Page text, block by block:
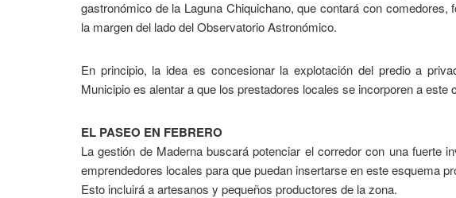
gastronómico de la Laguna Chiquichano, que contará con
la margen del lado del Observatorio Astronómico.
En principio, la idea es concesionar la explotación del predio a
Municipio es alentar a que los prestadores locales se incorporen a
EL PASEO EN FEBRERO
La gestión de Maderna buscará potenciar el corredor con una fuerte
emprendedores locales para que puedan insertarse en este esquema
Esto incluirá a artesanos y pequeños productores de la zona.